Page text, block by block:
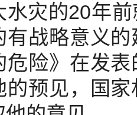
水灾的20年
有战略意义
危险》在发
的预见，国